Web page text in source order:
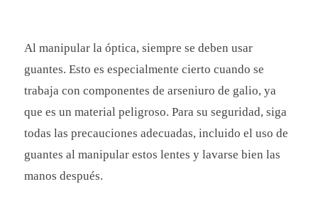
Al manipular la óptica, siempre se deben usar
guantes. Esto es especialmente cierto cuando se
trabaja con componentes de arseniuro de galio, ya
que es un material peligroso. Para su seguridad, siga
todas las precauciones adecuadas, incluido el uso de
guantes al manipular estos lentes y lavarse bien las
manos después.